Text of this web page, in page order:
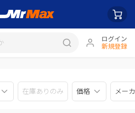
ログイン
新規登録
在庫ありのみ 価格 メー